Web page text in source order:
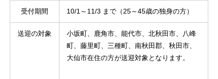
受付期間 10/1～11/3 まで（25～45歳の独身の方）
送迎の対象
小坂町、鹿角市、能代市、北秋田市、八峰
町、藤里町、三種町、南秋田郡、秋田市、
大仙市在住の方が送迎対象となります。